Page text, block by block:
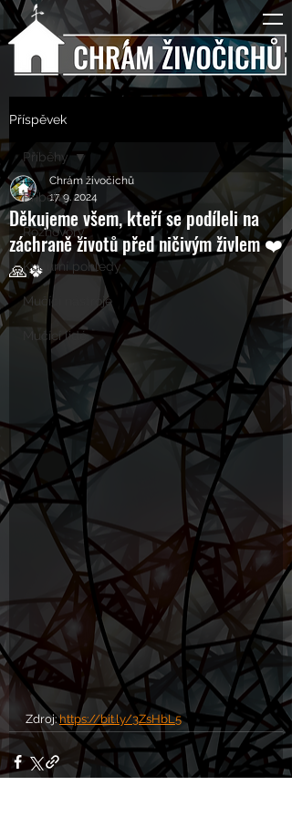
Příspěvek
Příběhy
Rozhovory
Kulturní pohledy
Mučící nástroje
Mučící lidé
Příběhy
Děkujeme všem, kteří se podíleli na
záchraně životů před ničivým živlem ❤️
🙏🍀
Chrám živočichů
17. 9. 2024
Zdroj: https://bit.ly/3ZsHbL5